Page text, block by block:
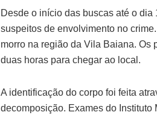
Desde o início das buscas até o
suspeitos de envolvimento no
morro na região da Vila Baiana. Os
duas horas para chegar ao local.
A identificação do corpo foi feita
decomposição. Exames do